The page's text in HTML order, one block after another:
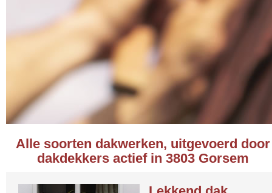
Alle soorten dakwerken, uitgevoerd door
dakdekkers actief in 3803 Gorsem